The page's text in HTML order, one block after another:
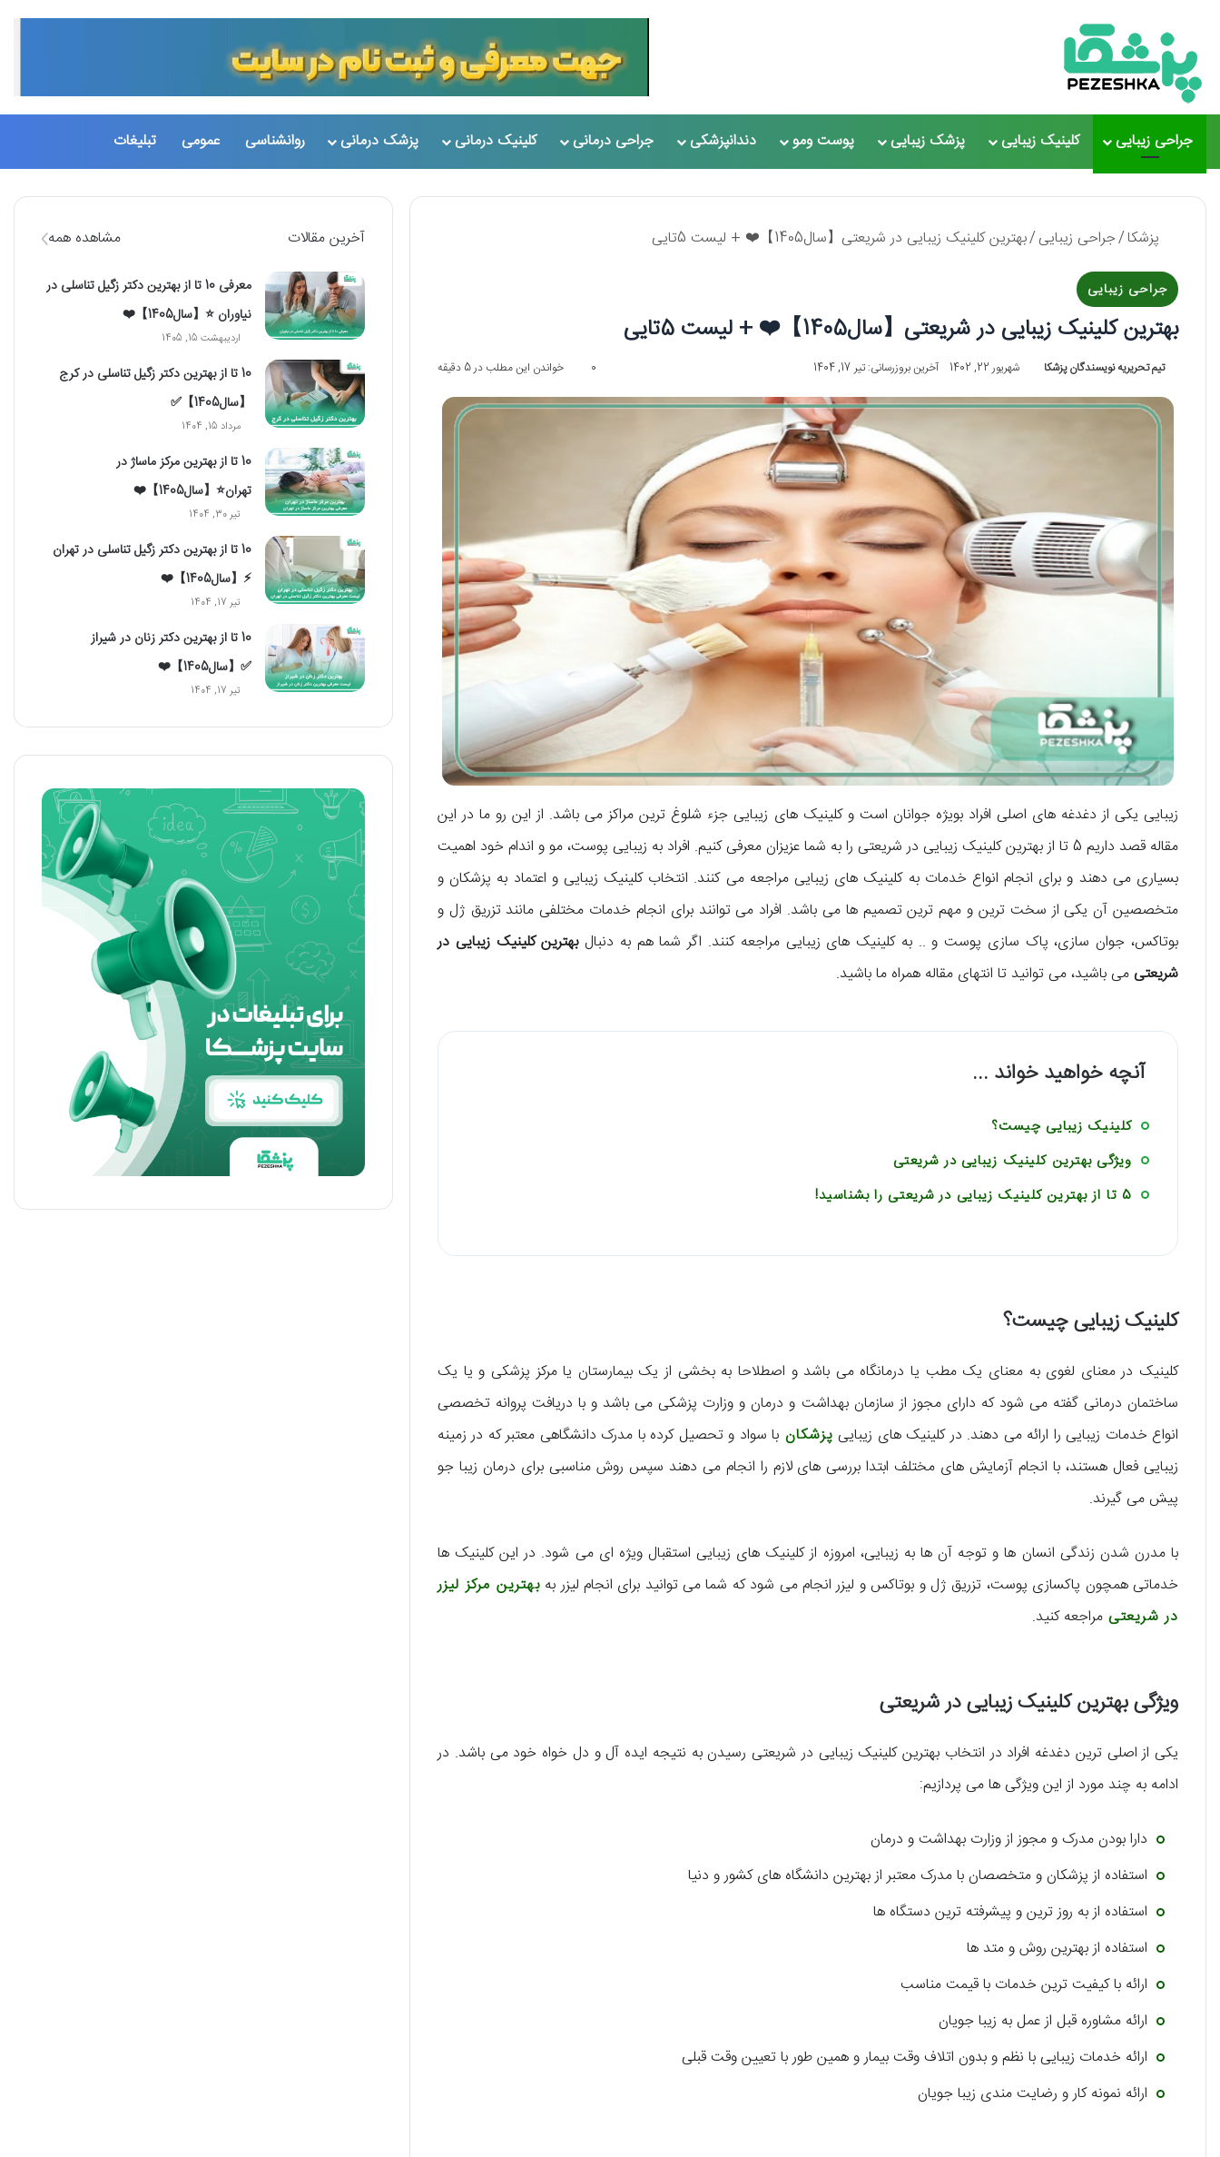
جراحی زیبایی کلینیک زیبایی پزشک زیبایی پوست ومو دندانپزشکی جراحی درمانی کلینیک درمانی پزشک درمانی روانشناسی عمومی تبلیغات
پزشکا/جراحی زیبایی/بهترین کلینیک زیبایی در شریعتی【سال1405】❤️ + لیست 5تایی
جراحی زیبایی
بهترین کلینیک زیبایی در شریعتی【سال1405】❤️ + لیست 5تایی
تیم تحریریه نویسندگان پزشکا شهریور 22, 1402 آخرین بروزرسانی: تیر 17, 1404 0 خواندن این مطلب در 5 دقیقه
زیبایی یکی از دغدغه های اصلی افراد بویژه جوانان است و کلینیک های زیبایی جزء شلوغ ترین مراکز می باشد. از این رو ما در این
مقاله قصد داریم 5 تا از بهترین کلینیک زیبایی در شریعتی را به شما عزیزان معرفی کنیم. افراد به زیبایی پوست، مو و اندام خود اهمیت
بسیاری می دهند و برای انجام انواع خدمات به کلینیک های زیبایی مراجعه می کنند. انتخاب کلینیک زیبایی و اعتماد به پزشکان و
متخصصین آن یکی از سخت ترین و مهم ترین تصمیم ها می باشد. افراد می توانند برای انجام خدمات مختلفی مانند تزریق ژل و
بوتاکس، جوان سازی، پاک سازی پوست و .. به کلینیک های زیبایی مراجعه کنند. اگر شما هم به دنبال بهترین کلینیک زیبایی در
شریعتیمی باشید، می توانید تا انتهای مقاله همراه ما باشید.
آنچه خواهید خواند ...
کلینیک زیبایی چیست؟
ویژگی بهترین کلینیک زیبایی در شریعتی
5 تا از بهترین کلینیک زیبایی در شریعتی را بشناسید!
کلینیک زیبایی چیست؟
کلینیک در معنای لغوی به معنای یک مطب یا درمانگاه می باشد و اصطلاحا به بخشی از یک بیمارستان یا مرکز پزشکی و یا یک
ساختمان درمانی گفته می شود که دارای مجوز از سازمان بهداشت و درمان و وزارت پزشکی می باشد و با دریافت پروانه تخصصی
انواع خدمات زیبایی را ارائه می دهند. در کلینیک های زیبایی پزشکان با سواد و تحصیل کرده با مدرک دانشگاهی معتبر که در زمینه
زیبایی فعال هستند، با انجام آزمایش های مختلف ابتدا بررسی های لازم را انجام می دهند سپس روش مناسبی برای درمان زیبا جو
پیش می گیرند.
با مدرن شدن زندگی انسان ها و توجه آن ها به زیبایی، امروزه از کلینیک های زیبایی استقبال ویژه ای می شود. در این کلینیک ها
خدماتی همچون پاکسازی پوست، تزریق ژل و بوتاکس و لیزر انجام می شود که شما می توانید برای انجام لیزر بهبهترین مرکز لیزر
در شریعتیمراجعه کنید.
ویژگی بهترین کلینیک زیبایی در شریعتی
یکی از اصلی ترین دغدغه افراد در انتخاب بهترین کلینیک زیبایی در شریعتی رسیدن به نتیجه ایده آل و دل خواه خود می باشد. در
ادامه به چند مورد از این ویژگی ها می پردازیم:
دارا بودن مدرک و مجوز از وزارت بهداشت و درمان
استفاده از پزشکان و متخصصان با مدرک معتبر از بهترین دانشگاه های کشور و دنیا
استفاده از به روز ترین و پیشرفته ترین دستگاه ها
استفاده از بهترین روش و متد ها
ارائه با کیفیت ترین خدمات با قیمت مناسب
ارائه مشاوره قبل از عمل به زیبا جویان
ارائه خدمات زیبایی با نظم و بدون اتلاف وقت بیمار و همین طور با تعیین وقت قبلی
ارائه نمونه کار و رضایت مندی زیبا جویان
آخرین مقالات مشاهده همه
معرفی 10 تا از بهترین دکتر زگیل تناسلی در
نیاوران ⭐【سال1405】❤️
اردیبهشت 15, 1405
10 تا از بهترین دکتر زگیل تناسلی در کرج
【سال1405】✅
مرداد 15, 1404
10 تا از بهترین مرکز ماساژ در
تهران⭐【سال1405】❤️
تیر 30, 1404
10 تا از بهترین دکتر زگیل تناسلی در تهران
⚡【سال1405】❤️
تیر 17, 1404
10 تا از بهترین دکتر زنان در شیراز
✅【سال1405】❤️
تیر 17, 1404